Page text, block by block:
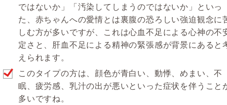
ではないか」「汚染してしまうのではないか」といっ
た、赤ちゃんへの愛情とは裏腹の恐ろしい強迫観念に
しむ方が多いですが、これは心血不足による心神の不
定さと、肝血不足による精神の緊張感が背景にあると
えられます。
このタイプの方は、顔色が青白い、動悸、めまい、不
眠、疲労感、乳汁の出が悪いといった症状を伴うこと
多いですね。